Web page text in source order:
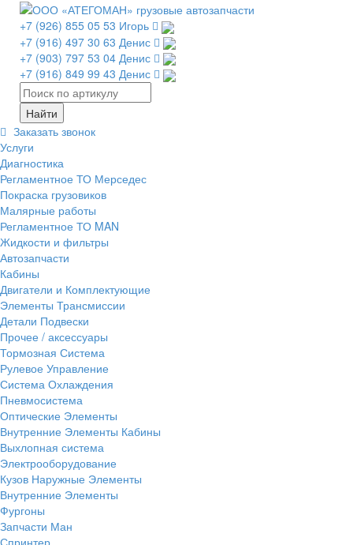
+7 (926) 855 05 53 Игорь
+7 (916) 497 30 63 Денис
+7 (903) 797 53 04 Денис
+7 (916) 849 99 43 Денис
Заказать звонок
Услуги
Диагностика
Регламентное ТО Мерседес
Покраска грузовиков
Малярные работы
Регламентное ТО MAN
Жидкости и фильтры
Автозапчасти
Кабины
Двигатели и Комплектующие
Элементы Трансмиссии
Детали Подвески
Прочее / аксессуары
Тормозная Система
Рулевое Управление
Система Охлаждения
Пневмосистема
Оптические Элементы
Внутренние Элементы Кабины
Выхлопная система
Электрооборудование
Кузов Наружные Элементы
Внутренние Элементы
Фургоны
Запчасти Ман
Спринтер